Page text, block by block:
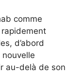
comme
d’abord
au-delà de son